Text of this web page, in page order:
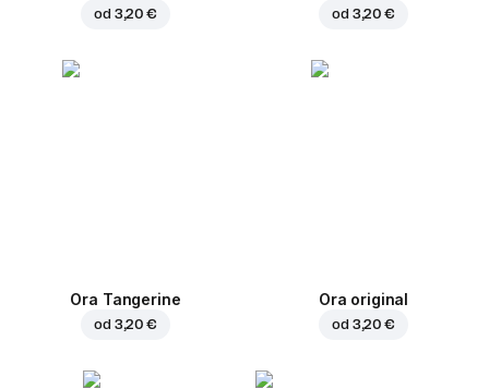
od 3,20 € od 3,20 €
Ora Tangerine
od 3,20 €
Ora original
od 3,20 €